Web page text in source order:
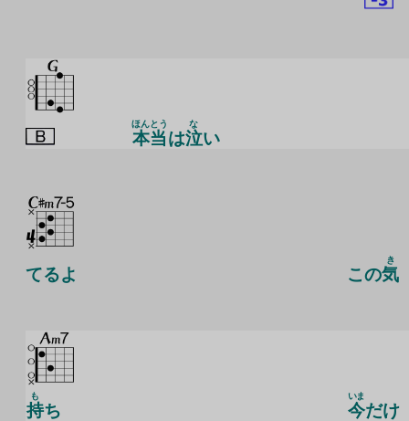
本当
ほんとう
は泣
な
い
てるよ この気
き
持
も
ち 今
いま
だけ